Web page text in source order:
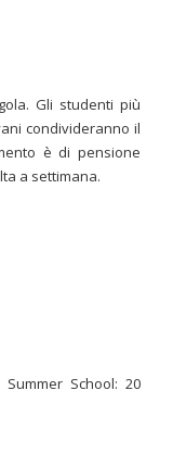
Gli studenti più
condivideranno il
è di pensione
a settimana.
School: 20